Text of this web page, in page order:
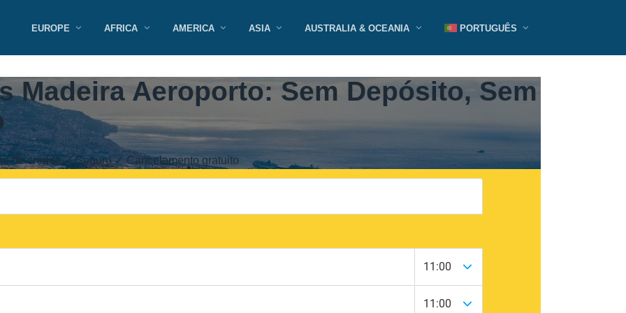
EUROPE AFRICA AMERICA ASIA AUSTRALIA & OCEANIA PORTUGUÊS
Madeira Aeroporto: Sem Depósito, Sem
de crédito ✓ Seguro ✓ Cancelamento gratuito